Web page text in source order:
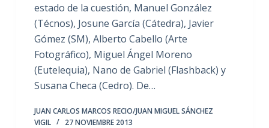
estado de la cuestión, Manuel González
(Técnos), Josune García (Cátedra), Javier
Gómez (SM), Alberto Cabello (Arte
Fotográfico), Miguel Ángel Moreno
(Eutelequia), Nano de Gabriel (Flashback) y
Susana Checa (Cedro). De…
JUAN CARLOS MARCOS RECIO/JUAN MIGUEL SÁNCHEZ
VIGIL
27 NOVIEMBRE 2013